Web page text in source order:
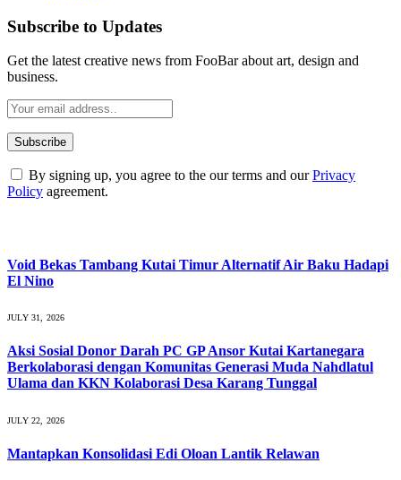
Subscribe to Updates
Get the latest creative news from FooBar about art, design and
business.
By signing up, you agree to the our terms and ourPrivacy
Policy agreement.
Void Bekas Tambang Kutai Timur Alternatif Air Baku Hadapi
El Nino
JULY 31, 2026
Aksi Sosial Donor Darah PC GP Ansor Kutai Kartanegara
Berkolaborasi dengan Komunitas Generasi Muda Nahdlatul
Ulama dan KKN Kolaborasi Desa Karang Tunggal
JULY 22, 2026
Mantapkan Konsolidasi Edi Oloan Lantik Relawan